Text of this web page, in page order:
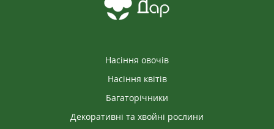
Замовляла троянди, саджанці гарно запаковані,
працівникам Добродару!!!
ОКСАНА
Насіння овочів
Насіння квітів
Багаторічники
Декоративні та хвойні рослини